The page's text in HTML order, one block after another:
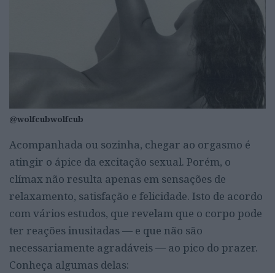
@wolfcubwolfcub
Acompanhada ou sozinha, chegar ao orgasmo é
atingir o ápice da excitação sexual. Porém, o
clímax não resulta apenas em sensações de
relaxamento, satisfação e felicidade. Isto de acordo
com vários estudos, que revelam que o corpo pode
ter reações inusitadas — e que não são
necessariamente agradáveis — ao pico do prazer.
Conheça algumas delas: